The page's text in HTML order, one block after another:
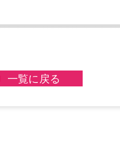
一覧に戻る